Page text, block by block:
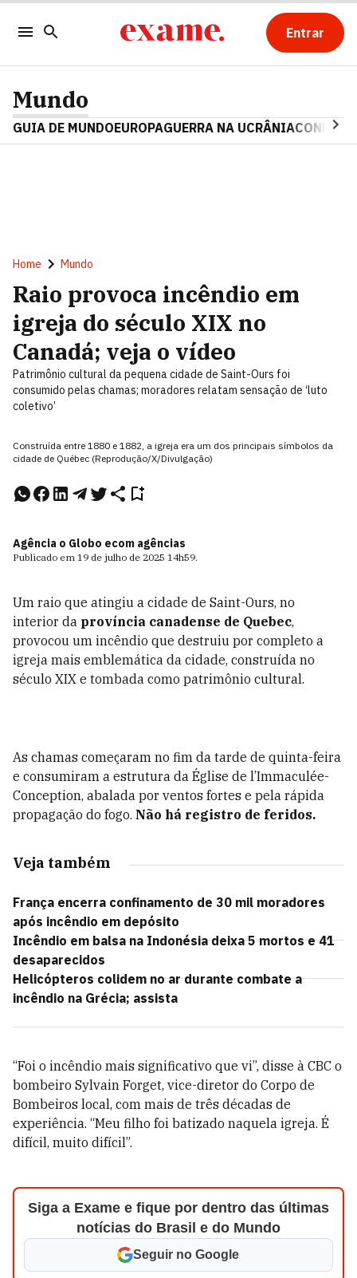
Entrar
Mundo
GUIA DE MUNDOEUROPAGUERRA NA UCRÂNIA
Home Mundo
Raio provoca incêndio em
igreja do século XIX no
Canadá; veja o vídeo
Patrimônio cultural da pequena cidade de Saint-Ours foi
consumido pelas chamas; moradores relatam sensação de ‘luto
coletivo’
Construída entre 1880 e 1882, a igreja era um dos principais símbolos da
cidade de Québec (Reprodução/X/Divulgação)
Agência o Globo ecom agências
Publicado em 19 de julho de 2025 14h59.
Um raio que atingiu a cidade de Saint-Ours, no
interior da província canadense de Quebec,
provocou um incêndio que destruiu por completo a
igreja mais emblemática da cidade, construída no
século XIX e tombada como patrimônio cultural.
As chamas começaram no fim da tarde de quinta-feira
e consumiram a estrutura da Église de l’Immaculée-
Conception, abalada por ventos fortes e pela rápida
propagação do fogo. Não há registro de feridos.
Veja também
França encerra confinamento de 30 mil moradores
após incêndio em depósito
Incêndio em balsa na Indonésia deixa 5 mortos e 41
desaparecidos
Helicópteros colidem no ar durante combate a
incêndio na Grécia; assista
“Foi o incêndio mais significativo que vi”, disse à CBC o
bombeiro Sylvain Forget, vice-diretor do Corpo de
Bombeiros local, com mais de três décadas de
experiência. “Meu filho foi batizado naquela igreja. É
difícil, muito difícil”.
Siga a Exame e fique por dentro das últimas
notícias do Brasil e do Mundo
Seguir no Google